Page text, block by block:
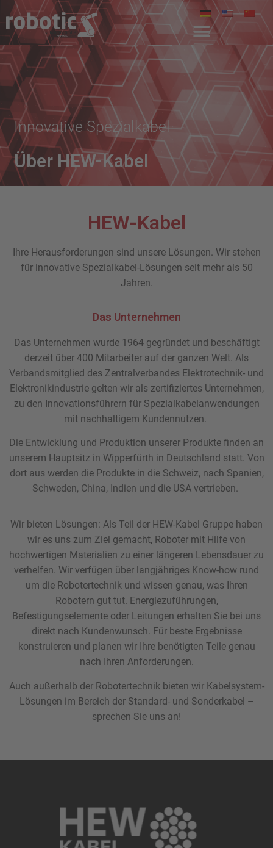
Innovative Spezialkabel
Über HEW-Kabel
HEW-Kabel
Ihre Herausforderungen sind unsere Lösungen. Wir stehen
für innovative Spezialkabel-Lösungen seit mehr als 50
Jahren.
Das Unternehmen
Das Unternehmen wurde 1964 gegründet und beschäftigt
derzeit über 400 Mitarbeiter auf der ganzen Welt. Als
Verbandsmitglied des Zentralverbandes Elektrotechnik- und
Elektronikindustrie gelten wir als zertifiziertes Unternehmen,
zu den Innovationsführern für Spezialkabelanwendungen
mit nachhaltigem Kundennutzen.
Die Entwicklung und Produktion unserer Produkte finden an
unserem Hauptsitz in Wipperfürth in Deutschland statt. Von
dort aus werden die Produkte in die Schweiz, nach Spanien,
Schweden, China, Indien und die USA vertrieben.
Wir bieten Lösungen: Als Teil der HEW-Kabel Gruppe haben
wir es uns zum Ziel gemacht, Roboter mit Hilfe von
hochwertigen Materialien zu einer längeren Lebensdauer zu
verhelfen. Wir verfügen über langjähriges Know-how rund
um die Robotertechnik und wissen genau, was Ihren
Robotern gut tut. Energiezuführungen,
Befestigungselemente oder Leitungen erhalten Sie bei uns
direkt nach Kundenwunsch. Für beste Ergebnisse
konstruieren und planen wir Ihre benötigten Teile genau
nach Ihren Anforderungen.
Auch außerhalb der Robotertechnik bieten wir Kabelsystem-
Lösungen im Bereich der Standard- und Sonderkabel –
sprechen Sie uns an!